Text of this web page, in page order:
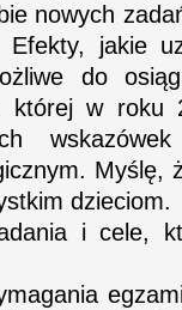
nowych
jakie
do
w roku
Myślę,
dzieciom.
i cele,